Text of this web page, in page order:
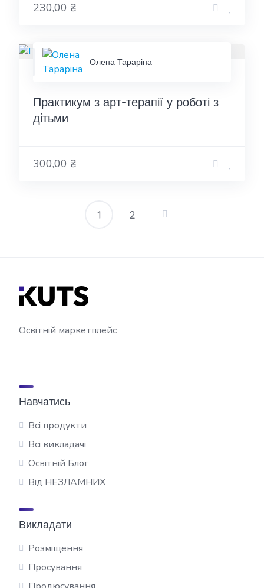
230,00 ₴
Олена Тараріна
Практикум з арт-терапії у роботі з
дітьми
300,00 ₴
Пагінація
1 2
Освітній маркетплейс
Навчатись
Всі продукти
Всі викладачі
Освітній Блог
Від НЕЗЛАМНИХ
Викладати
Розміщення
Просування